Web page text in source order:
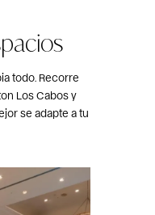
todo. Recorre
Los Cabos y
se adapte a tu